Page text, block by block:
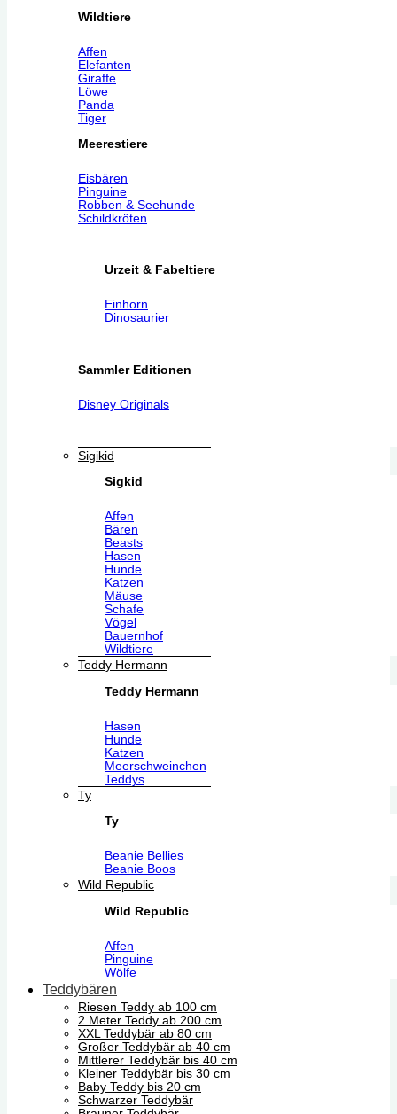
Wildtiere
Affen
Elefanten
Giraffe
Löwe
Panda
Tiger
Meerestiere
Eisbären
Pinguine
Robben & Seehunde
Schildkröten
Urzeit & Fabeltiere
Einhorn
Dinosaurier
Sammler Editionen
Disney Originals
Sigikid
Sigkid
Affen
Bären
Beasts
Hasen
Hunde
Katzen
Mäuse
Schafe
Vögel
Bauernhof
Wildtiere
Teddy Hermann
Teddy Hermann
Hasen
Hunde
Katzen
Meerschweinchen
Teddys
Ty
Ty
Beanie Bellies
Beanie Boos
Wild Republic
Wild Republic
Affen
Pinguine
Wölfe
Teddybären
Riesen Teddy ab 100 cm
2 Meter Teddy ab 200 cm
XXL Teddybär ab 80 cm
Großer Teddybär ab 40 cm
Mittlerer Teddybär bis 40 cm
Kleiner Teddybär bis 30 cm
Baby Teddy bis 20 cm
Schwarzer Teddybär